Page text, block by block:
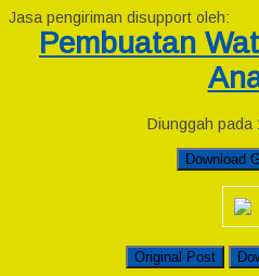
Jasa pengiriman disupport oleh:
Pembuatan
Diunggah pada
Download
Original Post